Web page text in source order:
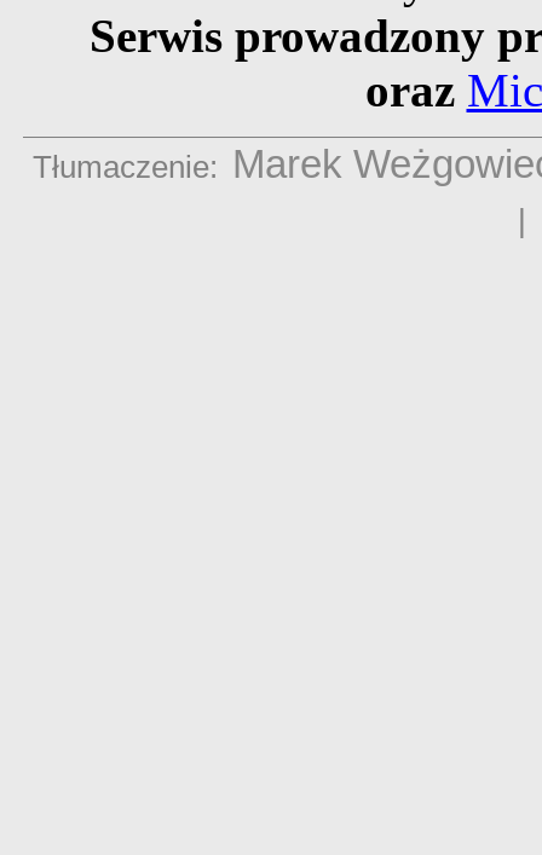
Serwis prowadzony
oraz
Tłumaczenie: Marek
|